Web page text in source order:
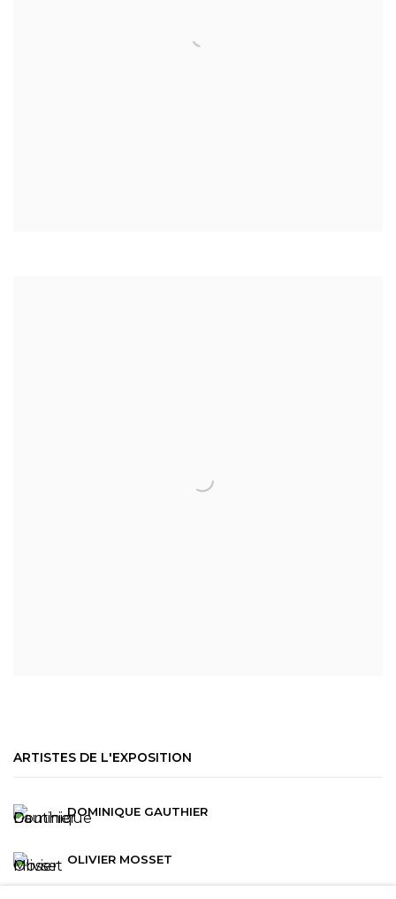
ARTISTES DE L'EXPOSITION
DOMINIQUE GAUTHIER
OLIVIER MOSSET